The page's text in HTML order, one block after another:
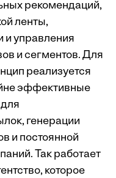
рекомендаций,
ленты,
и управления
и сегментов. Для
реализуется
эффективные
генерации
и постоянной
Так работает
которое